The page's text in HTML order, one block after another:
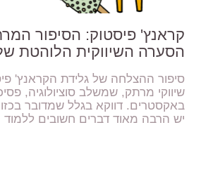
קראנץ' פיסטוק: הסיפור
הסערה השיווקית הלוהטת של
סיפור ההצלחה של גלידת הקראנץ'
שיווקי מרתק, שמשלב סוציולוגיה,
באקסטרים. דווקא בגלל שמדובר
יש הרבה מאוד דברים חשובים